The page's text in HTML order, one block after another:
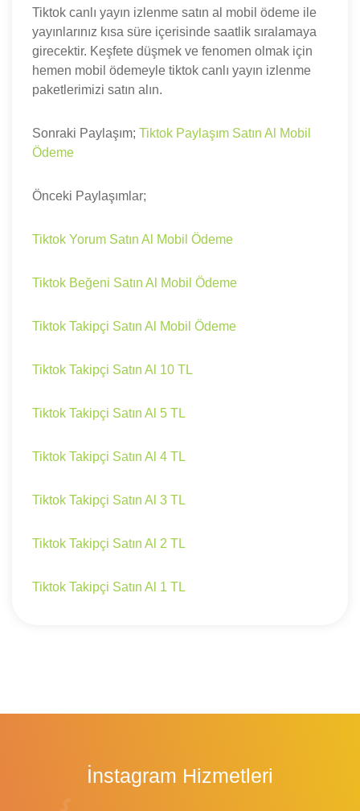
Tiktok canlı yayın izlenme satın al mobil ödeme ile
yayınlarınız kısa süre içerisinde saatlik sıralamaya
girecektir. Keşfete düşmek ve fenomen olmak için
hemen mobil ödemeyle tiktok canlı yayın izlenme
paketlerimizi satın alın.
Sonraki Paylaşım; Tiktok Paylaşım Satın Al Mobil
Ödeme
Önceki Paylaşımlar;
Tiktok Yorum Satın Al Mobil Ödeme
Tiktok Beğeni Satın Al Mobil Ödeme
Tiktok Takipçi Satın Al Mobil Ödeme
Tiktok Takipçi Satın Al 10 TL
Tiktok Takipçi Satın Al 5 TL
Tiktok Takipçi Satın Al 4 TL
Tiktok Takipçi Satın Al 3 TL
Tiktok Takipçi Satın Al 2 TL
Tiktok Takipçi Satın Al 1 TL
İnstagram Hizmetleri